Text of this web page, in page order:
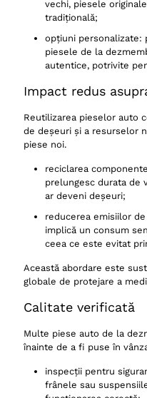
vechi, piesele
tradițională;
opțiuni personalizate:
piesele de la
autentice, potrivite
Impact redus
Reutilizarea pieselor auto
de deșeuri și a resurselor
piese noi.
reciclarea
prelungesc durata de
ar deveni deșeuri;
reducerea emisiilor
implică un consum
ceea ce este evitat
Această abordare este
globale de protejare a
Calitate verificată
Multe piese auto de la
înainte de a fi puse în
inspecții pentru
frânele sau